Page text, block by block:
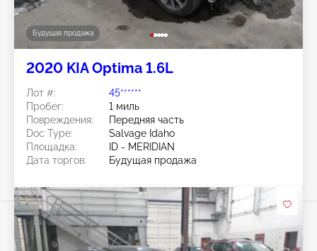
Будущая продажа
2020 KIA Optima 1.6L
Лот #:
45******
Пробег:
1 миль
Повреждения:
Передняя часть
Doc Type:
Salvage Idaho
Площадка:
ID - MERIDIAN
Дата торгов:
Будущая продажа